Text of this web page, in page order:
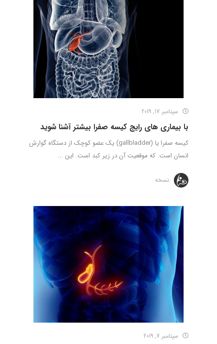
سپتامبر 17, 2019
با بیماری های رایج کیسه صفرا بیشتر آشنا شوید
کیسه صفرا یا (gallbladder) یک عضو کوچک از دستگاه گوارش
انسان است. که موقعیت آن در زیر کبد است. این ...
نسخه
سپتامبر 7, 2019